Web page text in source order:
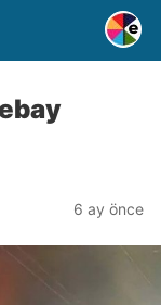
6 ay önce